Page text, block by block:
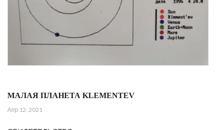
МАЛАЯ ПЛАНЕТА KLEMENTEV
Апр 12, 2021